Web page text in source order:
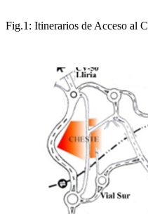
Fig.1: Itinerarios de Acceso al